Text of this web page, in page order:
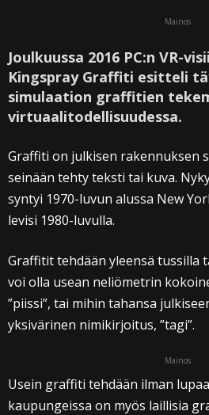
Mainos
Joulkuussa 2016 PC:n VR-
Kingspray Graffiti esitteli
simulaation graffitien
virtuaalitodellisuudessa.
Graffiti on julkisen rakennuksen
seinään tehty teksti tai kuva.
syntyi 1970-luvun alussa New
levisi 1980-luvulla.
Graffitit tehdään yleensä tussilla
voi olla usean neliömetrin
”piissi”, tai mihin tahansa
yksivärinen nimikirjoitus, ”tagi”.
Mainos
Usein graffiti tehdään ilman
kaupungeissa on myös laillisia